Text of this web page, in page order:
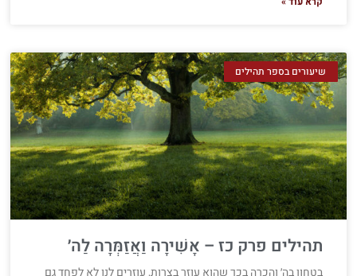
שיעורים בספר תהילים
תהילים פרק כז – אָשִׁירָה וַאֲזַמְּרָה לַה׳
בטחון בה׳ והכרה בכך שהוא עוזר בצרות, עוזרים לנו לא לפחד גם